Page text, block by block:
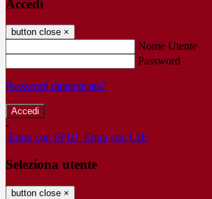
Accedi
button close ×
Nome Utente
Password
Password dimenticata?
-
Entra con SPID Entra con CIE
Seleziona utente
button close ×